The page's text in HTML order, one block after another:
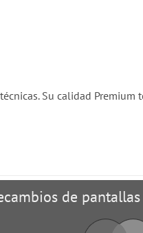
Su calidad Premium
de